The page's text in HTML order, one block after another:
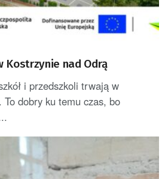
Kostrzynie nad Odrą
i przedszkoli trwają w
dobry ku temu czas, bo